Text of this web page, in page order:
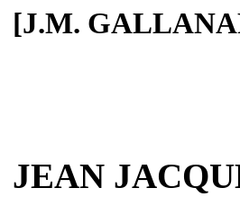
[J.M.
JEAN